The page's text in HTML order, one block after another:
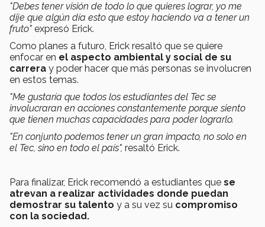
"Debes tener visión de todo lo que quieres lograr, yo me
dije que algún día esto que estoy haciendo va a tener un
fruto" expresó Erick.
Como planes a futuro, Erick resaltó que se quiere
enfocar en el aspecto ambiental y social de su
carrera y poder hacer que más personas se involucren
en estos temas.
"Me gustaría que todos los estudiantes del Tec se
involucraran en acciones constantemente porque siento
que tienen muchas capacidades para poder lograrlo.
"En conjunto podemos tener un gran impacto, no solo en
el Tec, sino en todo el país", resaltó Erick.
Para finalizar, Erick recomendó a estudiantes que se
atrevan a realizar actividades donde puedan
demostrar su talento y a su vez su compromiso
con la sociedad.